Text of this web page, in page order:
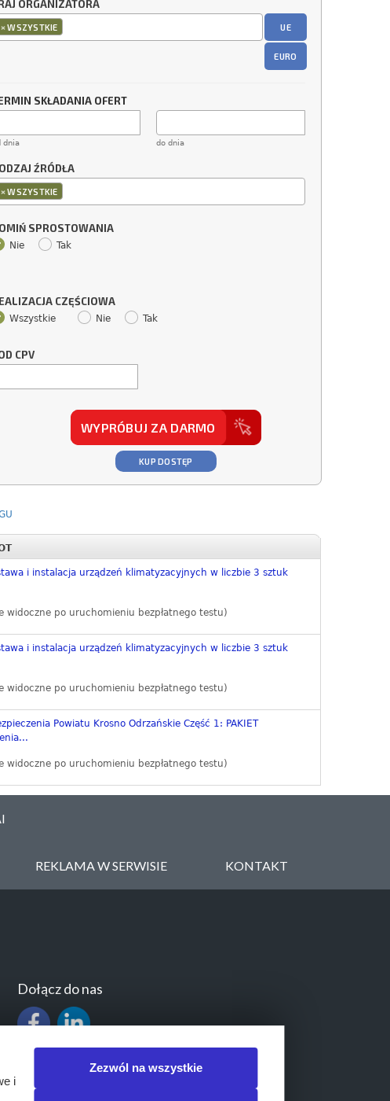
ORGANIZATORA
×WSZYSTKIE UE
EURO
SKŁADANIA OFERT
dnia do dnia
ŹRÓDŁA
×WSZYSTKIE
SPROSTOWANIA
Nie Tak
CZĘŚCIOWA
Wszystkie Nie Tak
CPV
WYPRÓBUJ ZA DARMO
KUP DOSTĘP
i instalacja urządzeń klimatyzacyjnych w liczbie 3 sztuk
widoczne po uruchomieniu bezpłatnego testu)
i instalacja urządzeń klimatyzacyjnych w liczbie 3 sztuk
widoczne po uruchomieniu bezpłatnego testu)
Powiatu Krosno Odrzańskie Część 1: PAKIET
widoczne po uruchomieniu bezpłatnego testu)
REKLAMA W SERWISIE KONTAKT
Dołącz do nas
i
Zezwól na wszystkie